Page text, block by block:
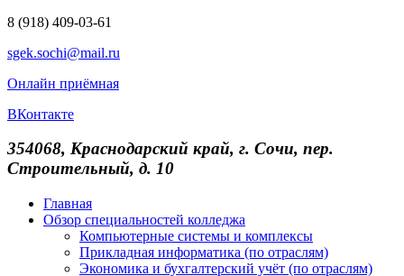
8 (918) 409-03-61
sgek.sochi@mail.ru
Онлайн приёмная
ВКонтакте
354068, Краснодарский край, г. Сочи, пер.
Строительный, д. 10
Главная
Обзор специальностей колледжа
Компьютерные системы и комплексы
Прикладная информатика (по отраслям)
Экономика и бухгалтерский учёт (по отраслям)